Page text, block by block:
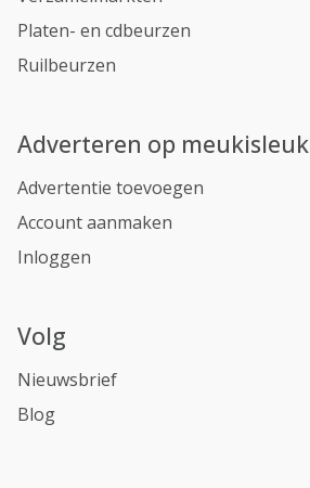
Platen- en cdbeurzen
Ruilbeurzen
Adverteren op meukisleuk
Advertentie toevoegen
Account aanmaken
Inloggen
Volg
Nieuwsbrief
Blog